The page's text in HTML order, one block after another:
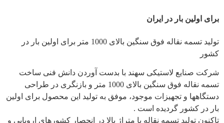
برای اولین بار در ایران
تولید تسمه نقاله فوق سنگین بالای 1000 متر برای اولین بار در
کشور
شرکت صنایع لاستیکی سهند با بدست آوردن دانش فنی ساخت
تسمه نقاله فوق سنگین بالای 1000 متر و بازنگری در طراحی
دستگاهها و تجهیزات موجود، موفق به تولید این محصول برای اولین
بار در کشور گردیده است .
تاکنون تولید تسمه نقاله با متراژ بالا در انحصار کشورهای اروپایی و